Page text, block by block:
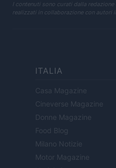
I contenuti sono curati dalla
realizzati in collaborazione con autori
ITALIA
Casa Magazine
Cineverse Magazine
Donne Magazine
Food Blog
Milano Notizie
Motor Magazine